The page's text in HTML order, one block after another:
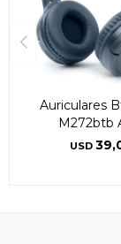
Auriculares
M272btb
USD